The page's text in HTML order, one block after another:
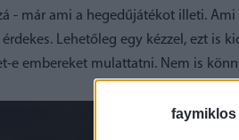
faymiklos
- már ami a hegedűjátékot illeti.
Lehetőleg egy kézzel, ezt is
e embereket mulattatni. Nem is